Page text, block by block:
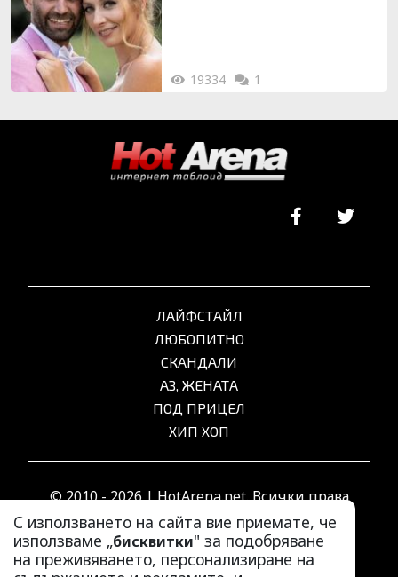
19334 1
С използването на сайта вие приемате, че
използваме „бисквитки" за подобряване
на преживяването, персонализиране на
ЛАЙФСТАЙЛ
ЛЮБОПИТНО
СКАНДАЛИ
АЗ, ЖЕНАТА
ПОД ПРИЦЕЛ
ХИП ХОП
© 2010 - 2026 | HotArena.net. Всички права
запазени.
РЕКЛАМА